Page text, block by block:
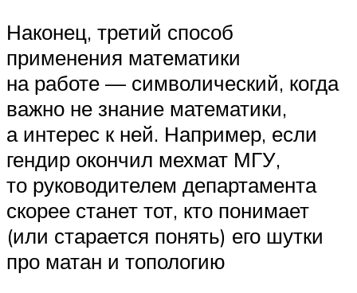
Наконец, третий способ
применения математики
на работе — символический, когда
важно не знание математики,
а интерес к ней. Например, если
гендир окончил мехмат МГУ,
то руководителем департамента
скорее станет тот, кто понимает
(или старается понять) его шутки
про матан и топологию